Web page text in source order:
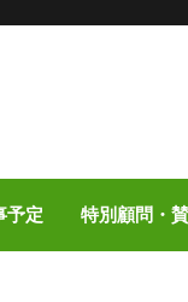
予定 特別顧問・